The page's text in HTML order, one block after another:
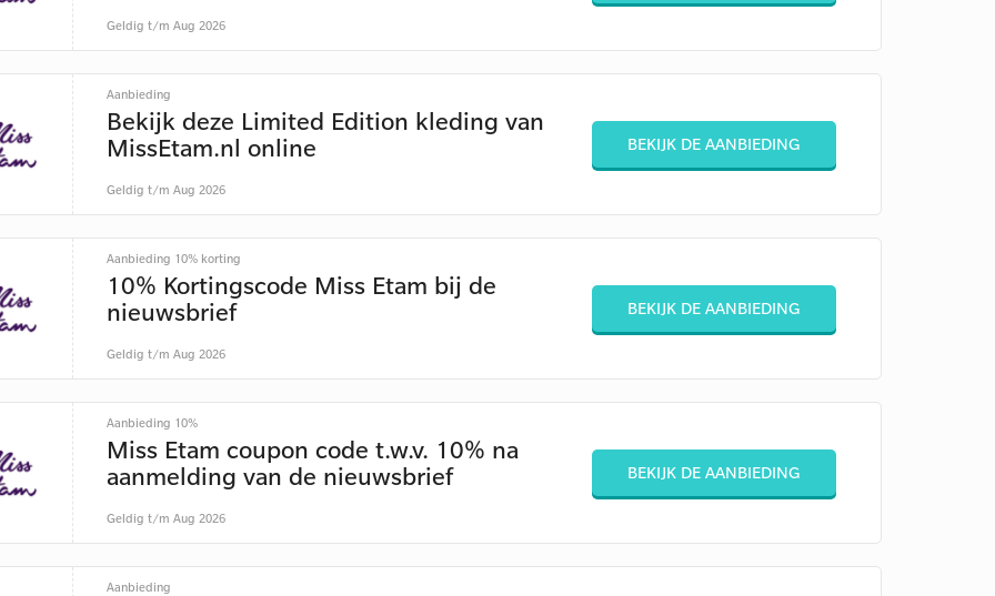
Geldig t/m Aug 2026
Aanbieding
Bekijk deze Limited Edition kleding van
MissEtam.nl online
Geldig t/m Aug 2026
BEKIJK DE AANBIEDING
Aanbieding 10% korting
10% Kortingscode Miss Etam bij de
nieuwsbrief
Geldig t/m Aug 2026
BEKIJK DE AANBIEDING
Aanbieding 10%
Miss Etam coupon code t.w.v. 10% na
aanmelding van de nieuwsbrief
Geldig t/m Aug 2026
BEKIJK DE AANBIEDING
Aanbieding